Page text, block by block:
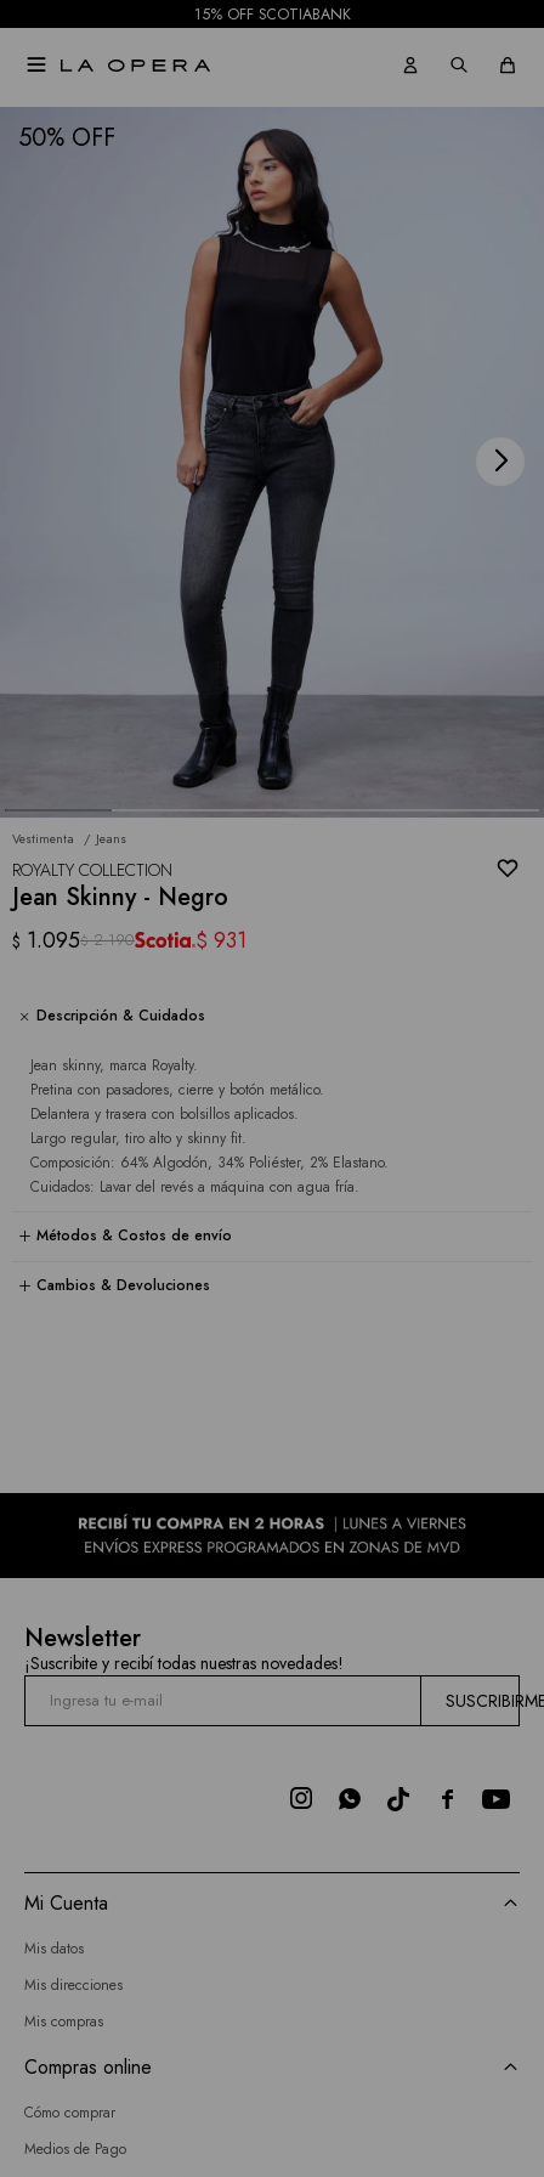
15% OFF SCOTIABANK

50
Vestimenta Jeans
ROYALTY COLLECTION
Jean Skinny - Negro
$ 1.095$ 2.190 $ 931
Descripción & Cuidados
Jean skinny, marca Royalty.
Pretina con pasadores, cierre y botón metálico.
Delantera y trasera con bolsillos aplicados.
Largo regular, tiro alto y skinny fit.
Composición: 64% Algodón, 34% Poliéster, 2% Elastano.
Cuidados: Lavar del revés a máquina con agua fría.
Métodos & Costos de envío
Cambios & Devoluciones
NOTIFICARME
Newsletter
¡Suscribite y recibí todas nuestras novedades!

 
Mi Cuenta
Mis datos
Mis direcciones
Mis compras
Compras online
Cómo comprar
Medios de Pago